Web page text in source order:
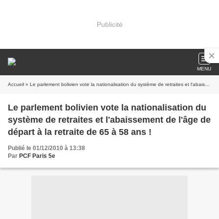
Publicité
MENU
Accueil » Le parlement bolivien vote la nationalisation du système de retraites et l'abaissement de l'âge de départ à la retraite de 65 à 58 ans !
Le parlement bolivien vote la nationalisation du
système de retraites et l'abaissement de l'âge de
départ à la retraite de 65 à 58 ans !
Publié le 01/12/2010 à 13:38
Par PCF Paris 5e